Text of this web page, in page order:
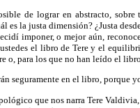
de lograr en abstracto,
es la justa dimensión? ¿Justa
imponer, o mejor aún,
el libro de Tere y el
o, para los que no han leído el
seguramente en el libro,
que nos narra Tere